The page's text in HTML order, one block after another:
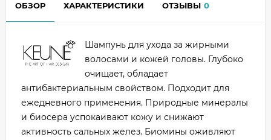
ОБЗОР ХАРАКТЕРИСТИКИ ОТЗЫВЫ 0
Шампунь для ухода за жирными
волосами и кожей головы. Глубоко
очищает, обладает
антибактериальным свойством. Подходит для
ежедневного применения. Природные минералы
и биосера успокаивают кожу и снижают
активность сальных желез. Биомины оживляют